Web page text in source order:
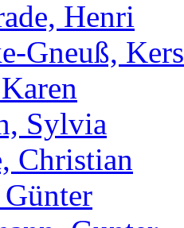
Henri
Gneuß,
Sylvia
Christian